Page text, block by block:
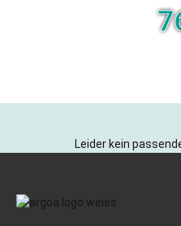
Leider kein